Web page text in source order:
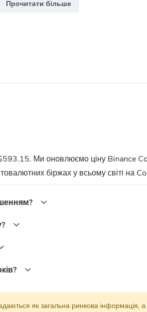
використання в її екосистемі. Вона
на власний блокчейн Binance Chain.
при торгівлі на Binance, можливість
що робить його зручним для
Coin?
високу волатильність цін, можливість
біржі, такій як Binance. Після
смарт-контрактів та
Прочитати більше
Ми оновлюємо ціну Binance
біржах у всьому світі на
як загальна ринкова інформація,